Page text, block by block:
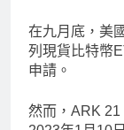
在九月底，美
列現貨比特幣
申請。
然而，ARK